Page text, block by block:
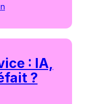
: IA,
?